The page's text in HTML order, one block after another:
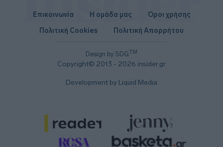
Design by SDGTM
Copyright© 2013 - 2026 insider.gr
Επικοινωνία Η ομάδα μας
Όροι χρήσης
Πολιτική Cookies
Πολιτική Απορρήτου
Development by Liquid Media